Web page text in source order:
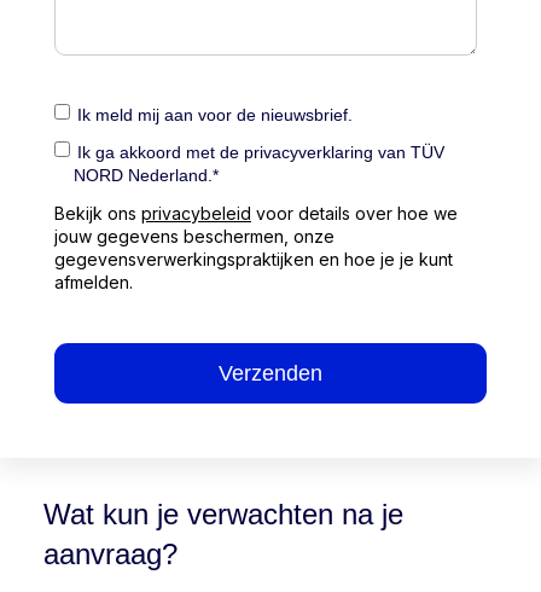
Ik meld mij aan voor de nieuwsbrief.
Ik ga akkoord met de privacyverklaring van TÜV
NORD Nederland. *
Bekijk ons privacybeleid voor details over hoe we
jouw gegevens beschermen, onze
gegevensverwerkingspraktijken en hoe je je kunt
afmelden.
Wat kun je verwachten na je
aanvraag?